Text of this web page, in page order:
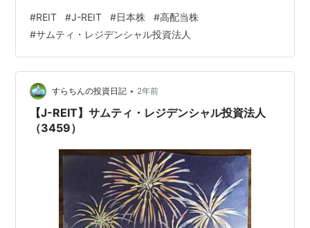
たいと思います。 本ブログに目を通して頂くにあたり、
主観による感想も含むことを御理解の上、最終的な証券
の売買は、個人の責任の範疇にてお願いいたします。 そ
もそもJ-REITとは何ですか？ tatsukabummd.com
tatsukabummd.com サ…
#REIT #J-REIT #日本株 #高配当株
#サムティ・レジデンシャル投資法人
すらちんの投資日記 • 2年前
【J-REIT】サムティ・レジデンシャル投資法人
（3459）